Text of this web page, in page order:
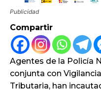
Publicidad
Compartir
Agentes de la Policía
conjunta con
Tributaria, han